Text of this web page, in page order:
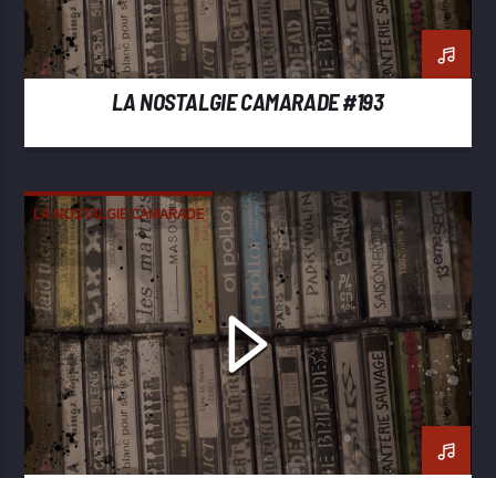
LA NOSTALGIE CAMARADE #193
LA NOSTALGIE CAMARADE